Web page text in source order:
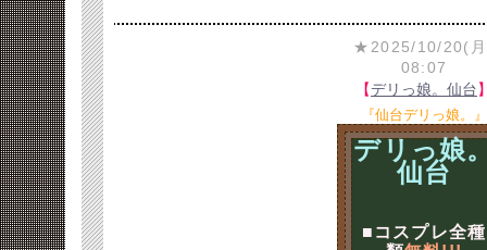
★2025/10/20(
08:07
【デリっ娘。仙台
『仙台デリっ娘。』
デリっ娘
仙台
■コスプレ全種